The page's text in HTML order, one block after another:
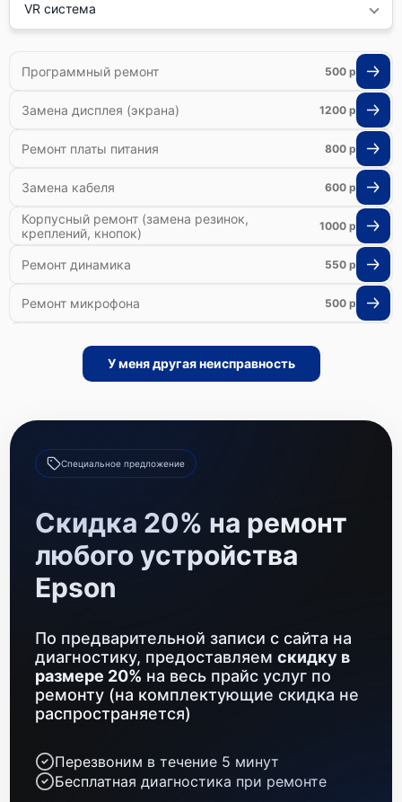
VR система
Программный ремонт 500 р
Замена дисплея (экрана) 1200 р
Ремонт платы питания 800 р
Замена кабеля 600 р
Корпусный ремонт (замена резинок,
креплений, кнопок)
1000 р
Ремонт динамика 550 р
Ремонт микрофона 500 р
Ремонт Bluetooth-систем
Ремонт оптики 500 р
Замена датчиков
Замена разъемов 600 р
У меня другая неисправность
Специальное предложение
Скидка 20% на ремонт
любого устройства
Epson
По предварительной записи с сайта на
диагностику, предоставляем скидку в
размере 20% на весь прайс услуг по
ремонту (на комплектующие скидка не
распространяется)
Перезвоним в течение 5 минут
Бесплатная диагностика при ремонте